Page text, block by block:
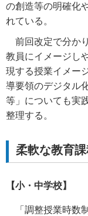
の創造等の明確化
れている。
前回改定で分か
教員にイメージし
現する授業イメー
導要領のデジタル
等」についても実
整理する。
柔軟な教育
【小・中学校】
「調整授業時数